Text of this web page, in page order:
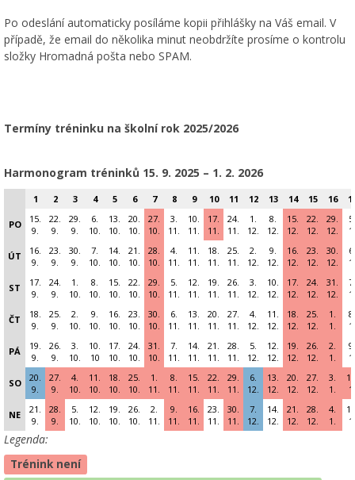
Po odeslání automaticky posíláme kopii přihlášky na Váš email. V
případě, že email do několika minut neobdržíte prosíme o kontrolu
složky Hromadná pošta nebo SPAM.
Termíny tréninku na školní rok 2025/2026
Harmonogram tréninků 15. 9. 2025 – 1. 2. 2026
1 2 3 4 5 6 7 8 9 10 11 12 13 14 15 16
PO
15.
9.
22.
9.
29.
9.
6.
10.
13.
10.
20.
10.
27.
10.
3.
11.
10.
11.
17.
11.
24.
11.
1.
12.
8.
12.
15.
12.
22.
12.
29.
12.
5.
1.
ÚT
16.
9.
23.
9.
30.
9.
7.
10.
14.
10.
21.
10.
28.
10.
4.
11.
11.
11.
18.
11.
25.
11.
2.
12.
9.
12.
16.
12.
23.
12.
30.
12.
6.
1.
ST
17.
9.
24.
9.
1.
10.
8.
10.
15.
10.
22.
10.
29.
10.
5.
11.
12.
11.
19.
11.
26.
11.
3.
12.
10.
12.
17.
12.
24.
12.
31.
12.
7.
1.
ČT
18.
9.
25.
9.
2.
10.
9.
10.
16.
10.
23.
10.
30.
10.
6.
11.
13.
11.
20.
11.
27.
11.
4.
12.
11.
12.
18.
12.
25.
12.
1.
1.
8.
1.
PÁ
19.
9.
26.
9.
3.
10.
10.
10
17.
10.
24.
10.
31.
10.
7.
11.
14.
11.
21.
11.
28.
11.
5.
12.
12.
12.
19.
12.
26.
12.
2.
1.
9.
1.
SO
20.
9.
27.
9.
4.
10.
11.
10.
18.
10.
25.
10.
1.
11.
8.
11.
15.
11.
22.
11.
29.
11.
6.
12.
13.
12.
20.
12.
27.
12.
3.
1.
1.
NE
21.
9.
28.
9.
5.
10.
12.
10.
19.
10.
26.
10.
2.
11.
9.
11.
16.
11.
23.
11.
30.
11.
7.
12.
14.
12.
21.
12.
28.
12.
4.
1.
1.
Legenda:
Trénink není